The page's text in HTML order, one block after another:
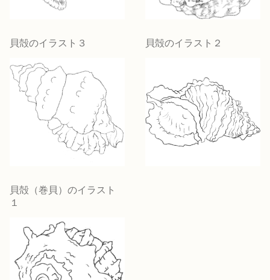
貝殻のイラスト３ 貝殻のイラスト２
貝殻（巻貝）のイラスト
１